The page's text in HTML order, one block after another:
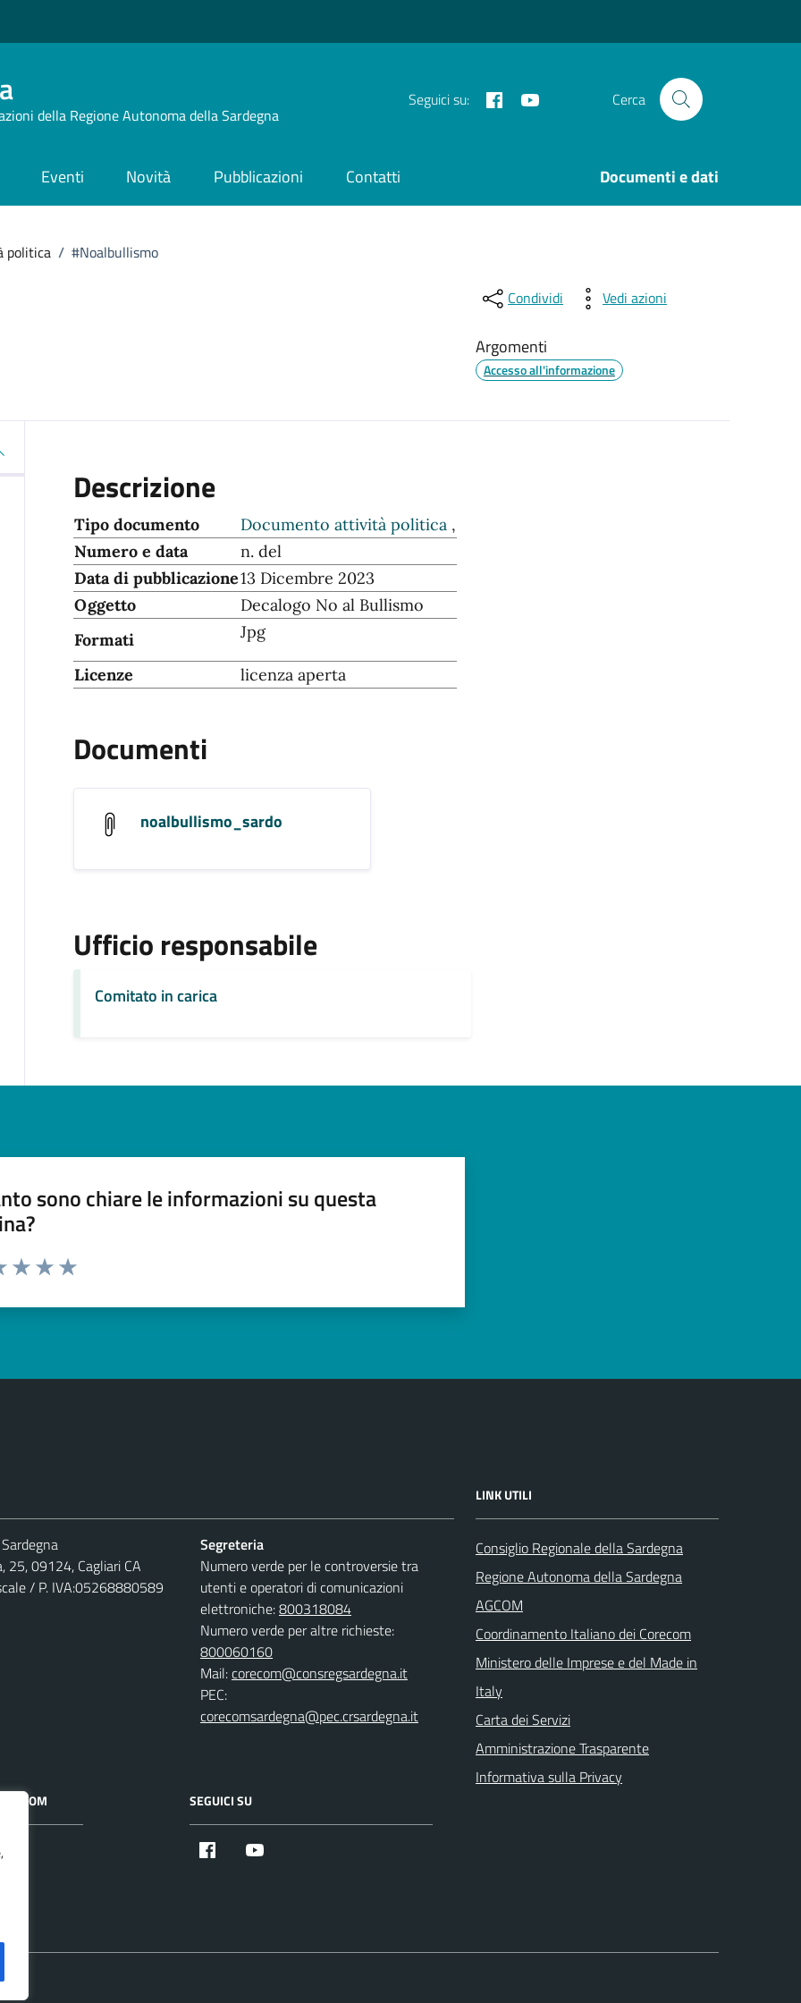
della Regione Autonoma della Sardegna
Seguici su: Facebook Cerca
Eventi Novità Pubblicazioni Contatti Documenti e dati
politica / #Noalbullismo
Condividi Vedi azioni
Argomenti
Accesso all'informazione
Descrizione
Tipo documento Documento attività politica ,
Numero e data
n. del
Data di pubblicazione13 Dicembre 2023
Oggetto
Decalogo No al Bullismo
Formati
Jpg
Licenze licenza aperta
Documenti
noalbullismo_sardo
Ufficio responsabile
Comitato in carica
sono chiare le informazioni su questa
25, 09124, Cagliari CA
/ P. IVA:05268880589
Segreteria
Numero verde per le controversie tra
utenti e operatori di comunicazioni
elettroniche:800318084
Numero verde per altre richieste:
800060160
Mail:corecom@consregsardegna.it
PEC:
corecomsardegna@pec.crsardegna.it
LINK UTILI
Consiglio Regionale della Sardegna
Regione Autonoma della Sardegna
AGCOM
Coordinamento Italiano dei Corecom
Ministero delle Imprese e del Made in
Italy
Carta dei Servizi
Amministrazione Trasparente
Informativa sulla Privacy
SEGUICI SU
Facebook